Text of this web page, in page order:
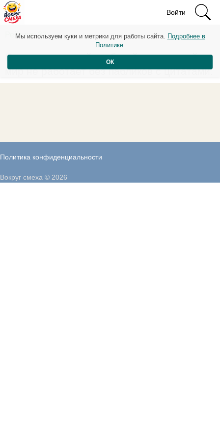
Войти
Рейтинг: 33
Плохо, когда твой глубокий внутренний
мир не работает без пабликов с цитатами.
Политика конфиденциальности
Мы используем куки и метрики для работы сайта. Подробнее в
Политике.
ОК
Вокруг смеха © 2026